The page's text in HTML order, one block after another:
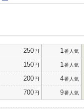
250円 1 番人気
150円 1 番人気
200円 4番人気
700円 9番人気